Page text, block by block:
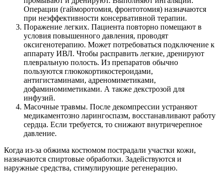
Операции (гайморотомия, фронтотомия) назначаются
при неэффективности консервативной терапии.
Поражение легких. Пациента повторно помещают в
условия повышенного давления, проводят
оксигенотерапию. Может потребоваться подключение к
аппарату ИВЛ. Чтобы расправить легкие, дренируют
плевральную полость. Из препаратов обычно
пользуются глюкокортикостероидами,
антигистаминами, адреномиметиками,
дофаминомиметиками. А также декстрозой для
инфузий.
Масочные травмы. После декомпрессии устраняют
медикаментозно ларингоспазм, восстанавливают работу
сердца. Если требуется, то снижают внутричерепное
давление.
Когда из-за обжима костюмом пострадали участки кожи,
назначаются спиртовые обработки. Задействуются и
наружные средства, стимулирующие регенерацию.